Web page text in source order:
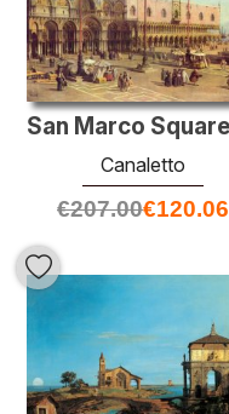
Canaletto
€207.00€120.06